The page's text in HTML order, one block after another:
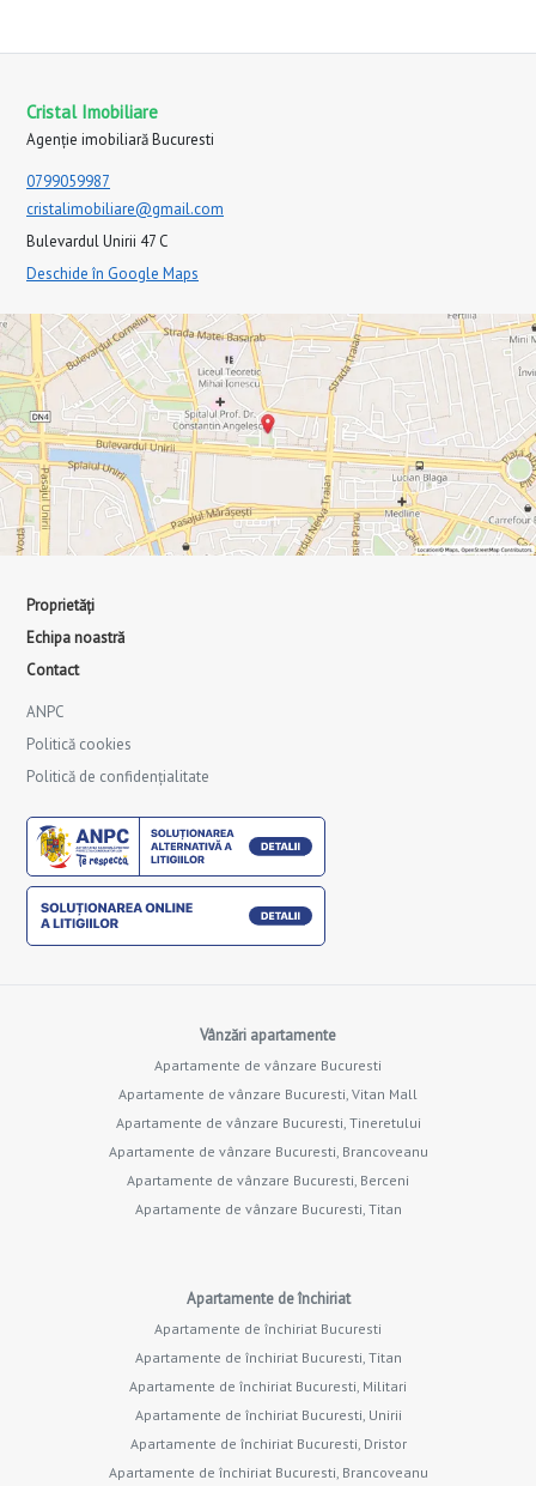
Cristal Imobiliare
Agenție imobiliară Bucuresti
0799059987
cristalimobiliare@gmail.com
Bulevardul Unirii 47 C
Deschide în Google Maps
Proprietăți
Echipa noastră
Contact
ANPC
Politică cookies
Politică de confidențialitate
Vânzări apartamente
Apartamente de vânzare Bucuresti
Apartamente de vânzare Bucuresti, Vitan Mall
Apartamente de vânzare Bucuresti, Tineretului
Apartamente de vânzare Bucuresti, Brancoveanu
Apartamente de vânzare Bucuresti, Berceni
Apartamente de vânzare Bucuresti, Titan
Apartamente de închiriat
Apartamente de închiriat Bucuresti
Apartamente de închiriat Bucuresti, Titan
Apartamente de închiriat Bucuresti, Militari
Apartamente de închiriat Bucuresti, Unirii
Apartamente de închiriat Bucuresti, Dristor
Apartamente de închiriat Bucuresti, Brancoveanu